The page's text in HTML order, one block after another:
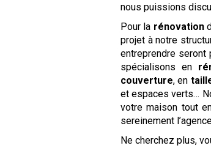
nous puissions
Pour la rénovation
projet à notre
entreprendre seront
spécialisons en
couverture, en
et espaces verts…
votre maison tout
sereinement
Ne cherchez plus,